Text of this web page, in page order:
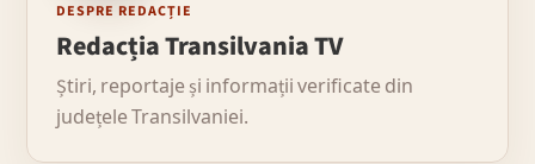
DESPRE REDACȚIE
Redacția Transilvania TV
Știri, reportaje și informații verificate din
județele Transilvaniei.